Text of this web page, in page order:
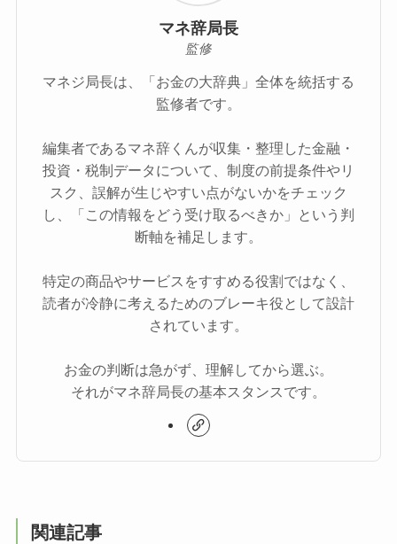
マネ辞局長
監修
マネジ局長は、「お金の大辞典」全体を統括する
監修者です。
編集者であるマネ辞くんが収集・整理した金融・
投資・税制データについて、制度の前提条件やリ
スク、誤解が生じやすい点がないかをチェック
し、「この情報をどう受け取るべきか」という判
断軸を補足します。
特定の商品やサービスをすすめる役割ではなく、
読者が冷静に考えるためのブレーキ役として設計
されています。
お金の判断は急がず、理解してから選ぶ。
それがマネ辞局長の基本スタンスです。
関連記事